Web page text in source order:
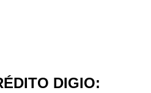
DIGIO: